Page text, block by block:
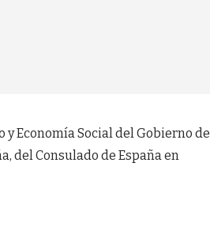
Economía Social del Gobierno de
del Consulado de España en